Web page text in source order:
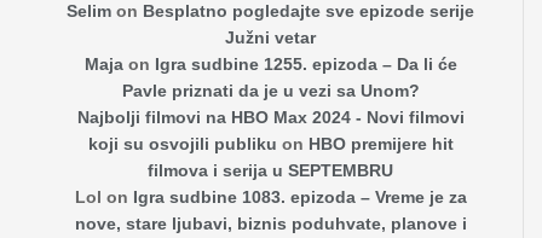
Selim on Besplatno pogledajte sve epizode serije
Južni vetar
Majaon Igra sudbine 1255. epizoda – Da li će
Pavle priznati da je u vezi sa Unom?
Najbolji filmovi na HBO Max 2024 - Novi filmovi
koji su osvojili publiku on HBO premijere hit
filmova i serija u SEPTEMBRU
Lol on Igra sudbine 1083. epizoda – Vreme je za
nove, stare ljubavi, biznis poduhvate, planove i